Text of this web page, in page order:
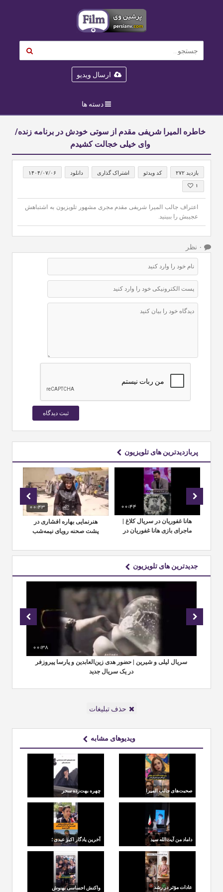
ارسال ویدیو
دسته ها
خاطره المیرا شریفی مقدم از سوتی خودش در برنامه زنده/
وای خیلی خجالت کشیدم
بازدید ۲۷۲ کد ویدئو اشتراک گذاری دانلود ۱۴۰۴/۰۷/۰۶
۱
اعتراف جالب المیرا شریفی مقدم مجری مشهور تلویزیون به اشتباهش
عجیبش را ببینید.
۰ نظر
پربازدیدترین های تلویزیون
00:44
هانا غفوریان در سریال کلاغ |
ماجرای بازی هانا غفوریان در
مهدویان
00:43
هنرنمایی بهاره افشاری در
پشت صحنه رویای نیمه‌شب
جدیدترین های تلویزیون
00:38
سریال لیلی و شیرین | حضور هدی زین‌العابدین و پارسا پیروزفر
در یک سریال جدید
حذف تبلیغات
ویدیوهای مشابه
صحبت‌های جالب المیرا
دهقانی درباره آرزوی پدر
چهره بهت‌زده سحر
امامی در مراسم تشییع
داماد من آیت‌الله سید
مجتبی خامنه‌ای قبل از
اینکه به خواستگاری
دخترم بیایند تافل
انگلیسی را گرفته بودند
آخرین یادگار اکبر عبدی ؛
سریال «سبزواران» که
خودش هرگز ندید
عادات مؤثر در رشد واکنش احساسی بهنوش